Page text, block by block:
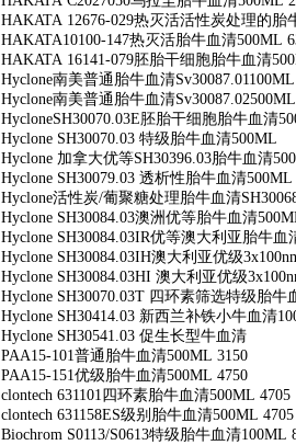
HAKATA 12676-029热灭活活性炭处理的胎
HAKATA10100-147热灭活胎牛血清500ML
HAKATA 16141-079胚胎干细胞胎牛血清
Hyclone南美普通胎牛血清
Hyclone南美普通胎牛血清
HycloneSH30070.03E胚胎干细胞胎牛血清
Hyclone SH30070.03 特级胎牛血清500ML
Hyclone 加拿大优等SH30396.03胎牛血清
Hyclone SH30079.03 透析性胎牛血清500ML
Hyclone活性炭/葡聚糖处理胎牛血清
Hyclone SH30084.03澳洲优等胎牛血清
Hyclone SH30084.03IR优等澳大利亚胎牛血
Hyclone SH30084.03IH澳大利亚优级
Hyclone SH30084.03HI 澳大利亚优级
Hyclone SH30070.03T 四环素筛选特级胎牛
Hyclone SH30414.03 新西兰补铁小牛血清
Hyclone SH30541.03 促生长型牛血清
PAA15-101普通胎牛血清500ML 3150
PAA15-151优级胎牛血清500ML 4750
clontech 631101 四环素胎牛血清500ML 4705
clontech 631158ES级别胎牛血清500ML 4705
Biochrom S0113/S0613特级胎牛血清100ML